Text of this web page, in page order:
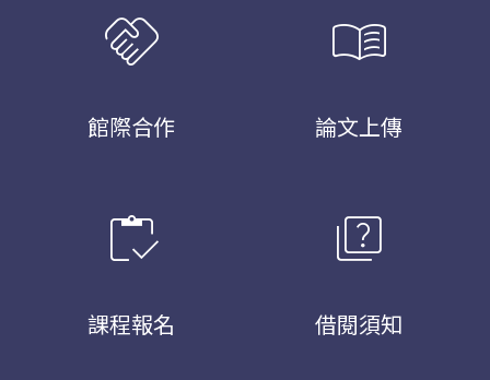
handshake
館際合作
menu_book
論文上傳
inventory
課程報名
quiz
借閱須知